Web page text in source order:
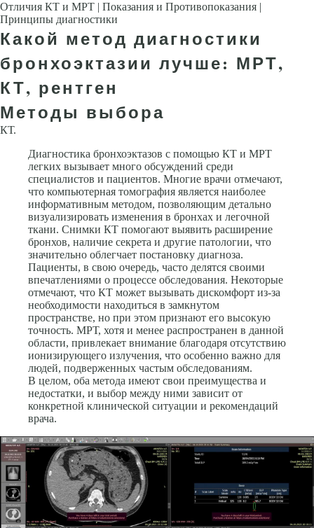
Отличия КТ и МРТ | Показания и Противопоказания |
Принципы диагностики
Какой метод диагностики
бронхоэктазии лучше: МРТ,
КТ, рентген
Методы выбора
КТ.
Диагностика бронхоэктазов с помощью КТ и МРТ
легких вызывает много обсуждений среди
специалистов и пациентов. Многие врачи отмечают,
что компьютерная томография является наиболее
информативным методом, позволяющим детально
визуализировать изменения в бронхах и легочной
ткани. Снимки КТ помогают выявить расширение
бронхов, наличие секрета и другие патологии, что
значительно облегчает постановку диагноза.
Пациенты, в свою очередь, часто делятся своими
впечатлениями о процессе обследования. Некоторые
отмечают, что КТ может вызывать дискомфорт из-за
необходимости находиться в замкнутом
пространстве, но при этом признают его высокую
точность. МРТ, хотя и менее распространен в данной
области, привлекает внимание благодаря отсутствию
ионизирующего излучения, что особенно важно для
людей, подверженных частым обследованиям.
В целом, оба метода имеют свои преимущества и
недостатки, и выбор между ними зависит от
конкретной клинической ситуации и рекомендаций
врача.